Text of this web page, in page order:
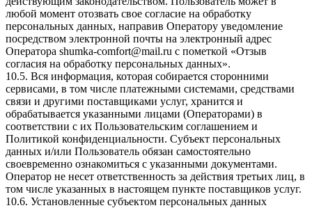
любой момент отозвать свое согласие на обработку
персональных данных, направив Оператору уведомление
посредством электронной почты на электронный адрес
Оператора shumka-comfort@mail.ru с пометкой «Отзыв
согласия на обработку персональных данных».
10.5. Вся информация, которая собирается сторонними
сервисами, в том числе платежными системами, средствами
связи и другими поставщиками услуг, хранится и
обрабатывается указанными лицами (Операторами) в
соответствии с их Пользовательским соглашением и
Политикой конфиденциальности. Субъект персональных
данных и/или Пользователь обязан самостоятельно
своевременно ознакомиться с указанными документами.
Оператор не несет ответственность за действия третьих лиц, в
том числе указанных в настоящем пункте поставщиков услуг.
10.6. Установленные субъектом персональных данных